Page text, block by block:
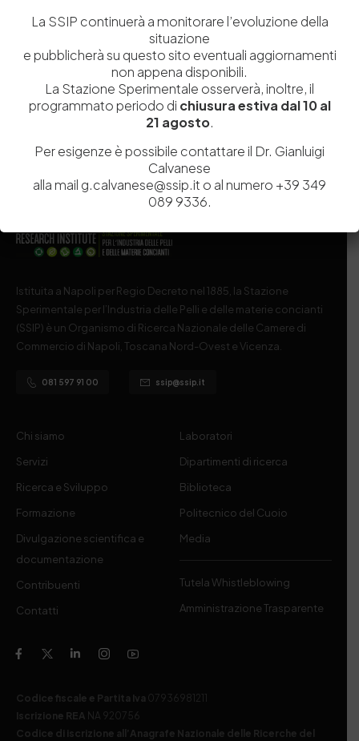
Salva il mio nome, email e sito web in questo browser per la
prossima volta che commento.
Post Comment
Istituita a Napoli per Regio Decreto nel 1885, la Stazione
Sperimentale per l’Industria delle Pelli e delle materie concianti
(SSIP) è un Organismo di Ricerca Nazionale delle Camere di
Commercio di Napoli, Toscana Nord-Ovest e Vicenza.
081 597 91 00 ssip@ssip.it
Chi siamo
Servizi
Ricerca e Sviluppo
Formazione
Divulgazione scientifica e
documentazione
Contribuenti
Contatti
Laboratori
Dipartimenti di ricerca
Biblioteca
Politecnico del Cuoio
Media
Tutela Whistleblowing
Amministrazione Trasparente
Codice fiscale e Partita Iva 07936981211
Iscrizione REA NA 920756
Codice di iscrizione all’Anagrafe Nazionale delle Ricerche del
La SSIP continuerà a monitorare l’evoluzione della
situazione
e pubblicherà su questo sito eventuali aggiornamenti
non appena disponibili.
La Stazione Sperimentale osserverà, inoltre, il
programmato periodo di chiusura estiva dal 10 al
21 agosto.
Per esigenze è possibile contattare il Dr. Gianluigi
Calvanese
alla mail g.calvanese@ssip.it o al numero +39 349
089 9336.